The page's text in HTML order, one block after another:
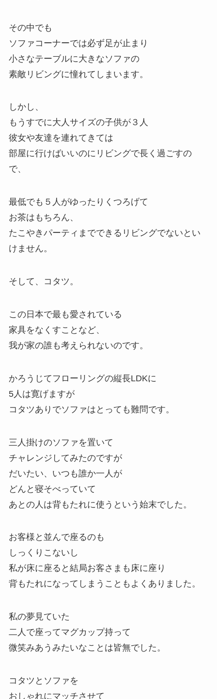
その中でも
ソファコーナーでは必ず足が止まり
小さなテーブルに大きなソファの
素敵リビングに憧れてしまいます。
しかし、
もうすでに大人サイズの子供が３人
彼女や友達を連れてきては
部屋に行けばいいのにリビングで長く過ごすの
で、
最低でも５人がゆったりくつろげて
お茶はもちろん、
たこやきパーティまでできるリビングでないとい
けません。
そして、コタツ。
この日本で最も愛されている
家具をなくすことなど、
我が家の誰も考えられないのです。
かろうじてフローリングの縦長LDKに
5人は寛げますが
コタツありでソファはとっても難問です。
三人掛けのソファを置いて
チャレンジしてみたのですが
だいたい、いつも誰か一人が
どんと寝そべっていて
あとの人は背もたれに使うという始末でした。
お客様と並んで座るのも
しっくりこないし
私が床に座ると結局お客さまも床に座り
背もたれになってしまうこともよくありました。
私の夢見ていた
二人で座ってマグカップ持って
微笑みあうみたいなことは皆無でした。
コタツとソファを
おしゃれにマッチさせて